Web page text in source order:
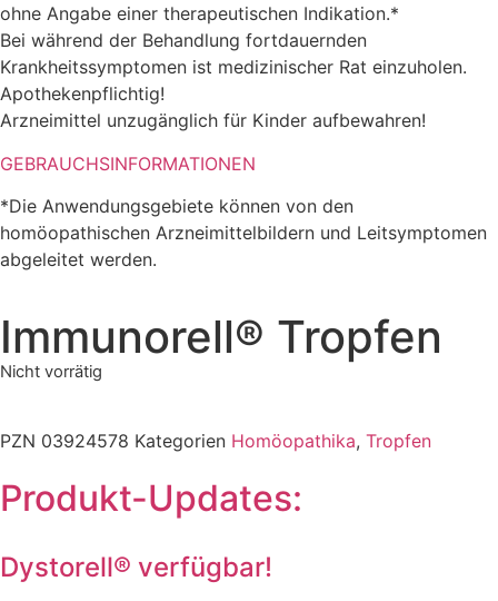
ohne Angabe einer therapeutischen Indikation.*
Bei während der Behandlung fortdauernden
Krankheitssymptomen ist medizinischer Rat einzuholen.
Apothekenpflichtig!
Arzneimittel unzugänglich für Kinder aufbewahren!
GEBRAUCHSINFORMATIONEN
*Die Anwendungsgebiete können von den
homöopathischen Arzneimittelbildern und Leitsymptomen
abgeleitet werden.
Immunorell® Tropfen
Nicht vorrätig
PZN 03924578 Kategorien Homöopathika, Tropfen
Produkt-Updates:
Dystorell® verfügbar!